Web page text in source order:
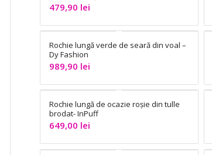
479,90 lei
Rochie lungă verde de seară din voal –
Dy Fashion
989,90 lei
Rochie lungă de ocazie roșie din tulle
brodat- InPuff
649,00 lei